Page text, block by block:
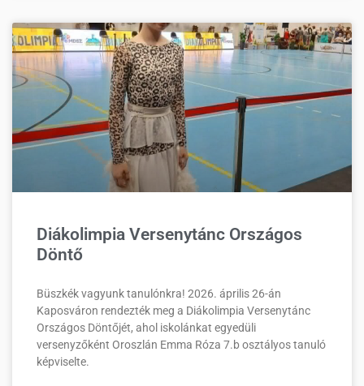
Diákolimpia Versenytánc Országos
Döntő
Büszkék vagyunk tanulónkra! 2026. április 26-án
Kaposváron rendezték meg a Diákolimpia Versenytánc
Országos Döntőjét, ahol iskolánkat egyedüli
versenyzőként Oroszlán Emma Róza 7.b osztályos tanuló
képviselte.